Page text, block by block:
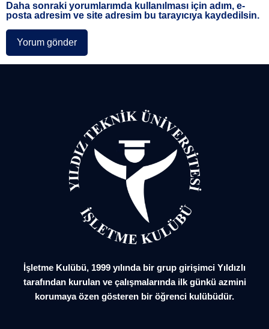
Daha sonraki yorumlarımda kullanılması için adım, e-
posta adresim ve site adresim bu tarayıcıya kaydedilsin.
İşletme Kulübü, 1999 yılında bir grup girişimci Yıldızlı
tarafından kurulan ve çalışmalarında ilk günkü azmini
korumaya özen gösteren bir öğrenci kulübüdür.